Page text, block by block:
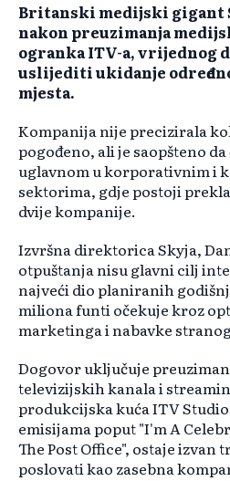
​Britanski medijski gigant
nakon preuzimanja
ogranka ITV-a, vrijednog
uslijediti ukidanje
mjesta.
Kompanija nije precizirala
pogođeno, ali je saopšteno
uglavnom u korporativnim i
sektorima, gdje postoji
dvije kompanije.
Izvršna direktorica Skyja,
otpuštanja nisu glavni cilj
najveći dio planiranih
miliona funti očekuje kroz
marketinga i nabavke
Dogovor uključuje
televizijskih kanala i
produkcijska kuća ITV
emisijama poput "I'm A
The Post Office", ostaje izvan
poslovati kao zasebna